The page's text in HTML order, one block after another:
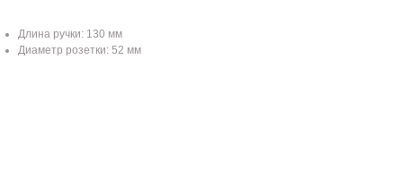
Длина ручки: 130 мм
Диаметр розетки: 52 мм